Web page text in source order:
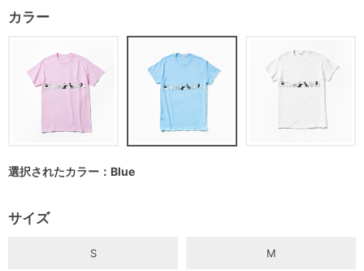
カラー
選択されたカラー：Blue
サイズ
S M